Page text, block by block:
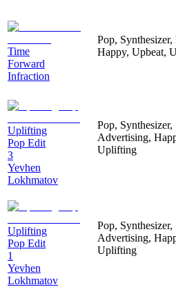
Time
Forward
Infraction
Pop, Synthesizer,
Happy, Upbeat,
Uplifting
Pop Edit
3
Yevhen
Lokhmatov
Pop, Synthesizer,
Advertising,
Uplifting
Uplifting
Pop Edit
1
Yevhen
Lokhmatov
Pop, Synthesizer,
Advertising,
Uplifting